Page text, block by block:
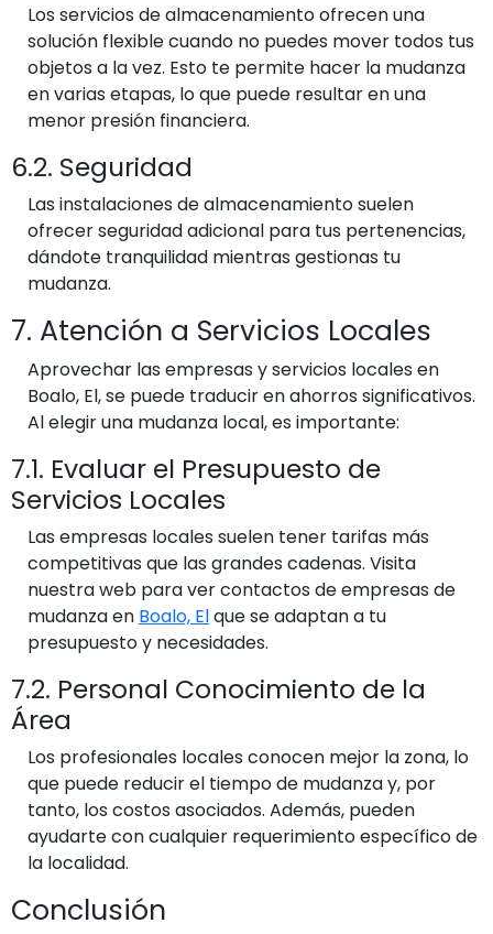
Los servicios de almacenamiento ofrecen una
solución flexible cuando no puedes mover todos tus
objetos a la vez. Esto te permite hacer la mudanza
en varias etapas, lo que puede resultar en una
menor presión financiera.
6.2. Seguridad
Las instalaciones de almacenamiento suelen
ofrecer seguridad adicional para tus pertenencias,
dándote tranquilidad mientras gestionas tu
mudanza.
7. Atención a Servicios Locales
Aprovechar las empresas y servicios locales en
Boalo, El, se puede traducir en ahorros significativos.
Al elegir una mudanza local, es importante:
7.1. Evaluar el Presupuesto de
Servicios Locales
Las empresas locales suelen tener tarifas más
competitivas que las grandes cadenas. Visita
nuestra web para ver contactos de empresas de
mudanza en Boalo, Elque se adaptan a tu
presupuesto y necesidades.
7.2. Personal Conocimiento de la
Área
Los profesionales locales conocen mejor la zona, lo
que puede reducir el tiempo de mudanza y, por
tanto, los costos asociados. Además, pueden
ayudarte con cualquier requerimiento específico de
la localidad.
Conclusión